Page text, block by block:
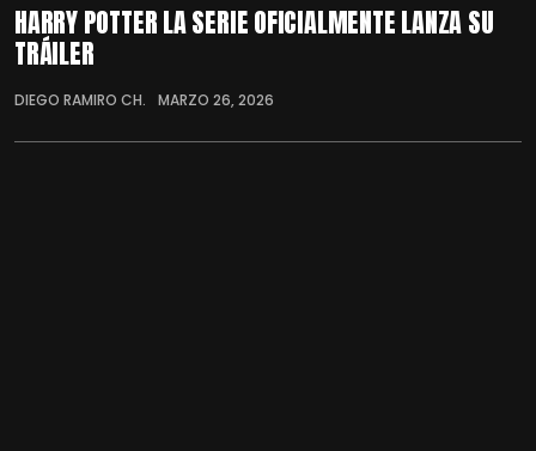
HARRY POTTER LA SERIE OFICIALMENTE LANZA SU
TRÁILER
DIEGO RAMIRO CH. MARZO 26, 2026